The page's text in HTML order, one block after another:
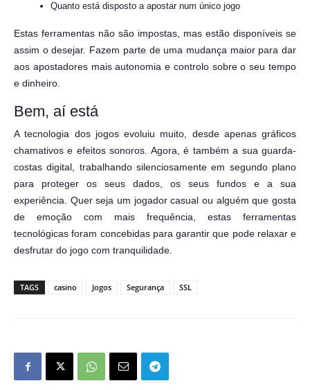
Quanto está disposto a apostar num único jogo
Estas ferramentas não são impostas, mas estão disponíveis se
assim o desejar. Fazem parte de uma mudança maior para dar
aos apostadores mais autonomia e controlo sobre o seu tempo
e dinheiro.
Bem, aí está
A tecnologia dos jogos evoluiu muito, desde apenas gráficos
chamativos e efeitos sonoros. Agora, é também a sua guarda-
costas digital, trabalhando silenciosamente em segundo plano
para proteger os seus dados, os seus fundos e a sua
experiência. Quer seja um jogador casual ou alguém que gosta
de emoção com mais frequência, estas ferramentas
tecnológicas foram concebidas para garantir que pode relaxar e
desfrutar do jogo com tranquilidade.
TAGS casino Jogos Segurança SSL